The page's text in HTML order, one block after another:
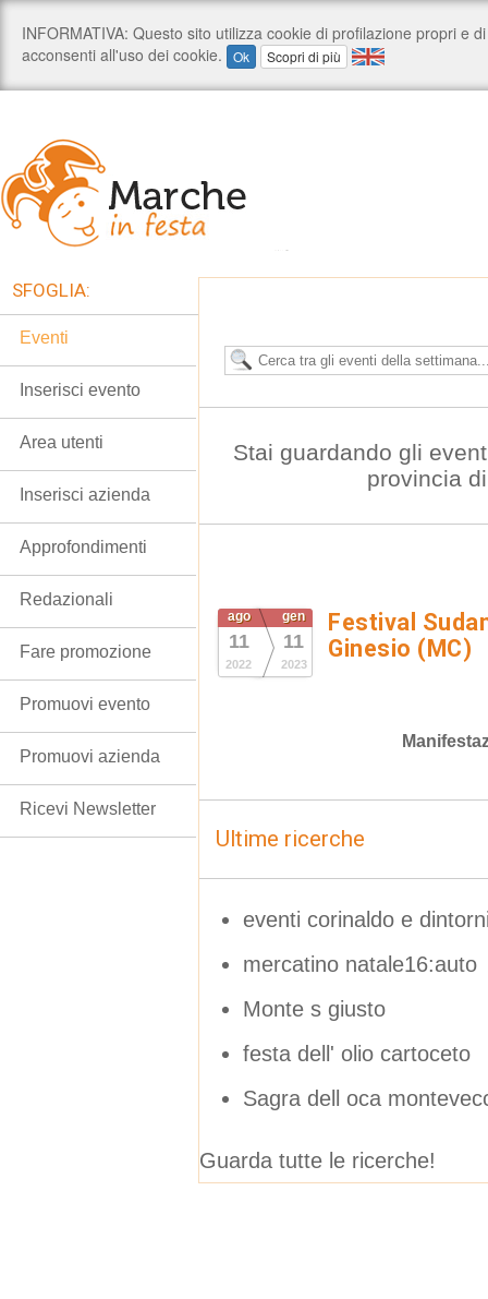
Stai guardando gli
provincia
ago
11
2022
gen
11
2023
Festival
Ginesio (MC)
Ultime ricerche
eventi corinaldo e
mercatino natale16:auto
Monte s giusto
festa dell' olio cartoceto
Sagra dell oca
Guarda tutte le ricerche!
SFOGLIA:
Eventi
Inserisci evento
Area utenti
Inserisci azienda
Approfondimenti
Redazionali
Fare promozione
Promuovi evento
Promuovi azienda
Ricevi Newsletter